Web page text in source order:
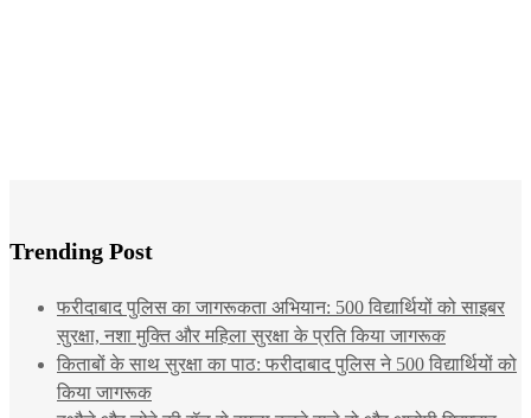
Trending Post
फरीदाबाद पुलिस का जागरूकता अभियान: 500 विद्यार्थियों को साइबर
सुरक्षा, नशा मुक्ति और महिला सुरक्षा के प्रति किया जागरूक
किताबों के साथ सुरक्षा का पाठ: फरीदाबाद पुलिस ने 500 विद्यार्थियों को
किया जागरूक